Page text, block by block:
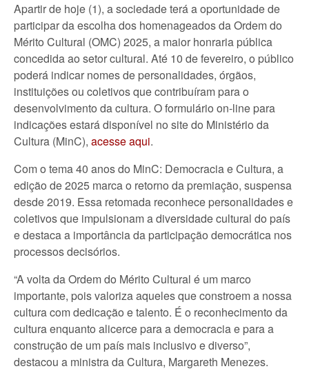
Apartir de hoje (1), a sociedade terá a oportunidade de
participar da escolha dos homenageados da Ordem do
Mérito Cultural (OMC) 2025, a maior honraria pública
concedida ao setor cultural. Até 10 de fevereiro, o público
poderá indicar nomes de personalidades, órgãos,
instituições ou coletivos que contribuíram para o
desenvolvimento da cultura. O formulário on-line para
indicações estará disponível no site do Ministério da
Cultura (MinC), acesse aqui.
Com o tema 40 anos do MinC: Democracia e Cultura, a
edição de 2025 marca o retorno da premiação, suspensa
desde 2019. Essa retomada reconhece personalidades e
coletivos que impulsionam a diversidade cultural do país
e destaca a importância da participação democrática nos
processos decisórios.
“A volta da Ordem do Mérito Cultural é um marco
importante, pois valoriza aqueles que constroem a nossa
cultura com dedicação e talento. É o reconhecimento da
cultura enquanto alicerce para a democracia e para a
construção de um país mais inclusivo e diverso”,
destacou a ministra da Cultura, Margareth Menezes.